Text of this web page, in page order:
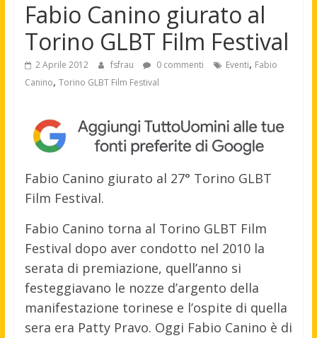
Fabio Canino giurato al
Torino GLBT Film Festival
2 Aprile 2012 fsfrau 0 commenti Eventi, Fabio
Canino, Torino GLBT Film Festival
Fabio Canino giurato al 27° Torino GLBT
Film Festival.
Fabio Canino torna al Torino GLBT Film
Festival dopo aver condotto nel 2010 la
serata di premiazione, quell’anno si
festeggiavano le nozze d’argento della
manifestazione torinese e l’ospite di quella
sera era Patty Pravo. Oggi Fabio Canino è di